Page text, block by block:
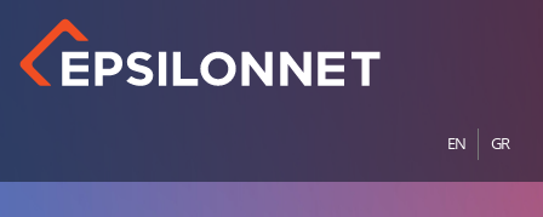
EN GR